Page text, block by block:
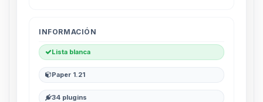
INFORMACIÓN
Lista blanca
Paper 1.21
34 plugins